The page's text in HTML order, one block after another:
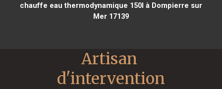
chauffe eau thermodynamique 150l à Dompierre sur
Mer 17139
Artisan
d'intervention